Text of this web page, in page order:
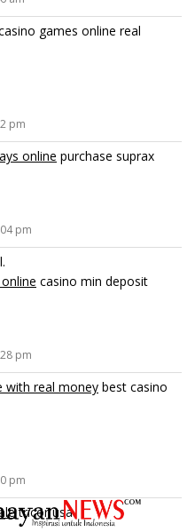
games online real
pm
online purchase suprax
pm
casino min deposit
pm
with real money best casino
pm
tricor usa